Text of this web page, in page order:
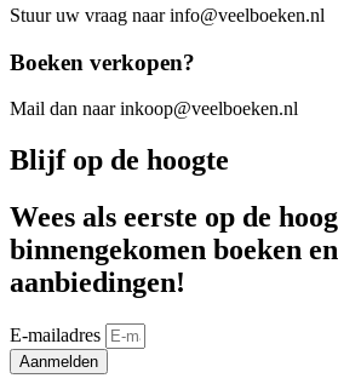
Stuur uw vraag naar info@veelboeken.nl
Boeken verkopen?
Mail dan naar inkoop@veelboeken.nl
Blijf op de hoogte
Wees als eerste op de
binnengekomen boeken
aanbiedingen!
E-mailadres
Aanmelden